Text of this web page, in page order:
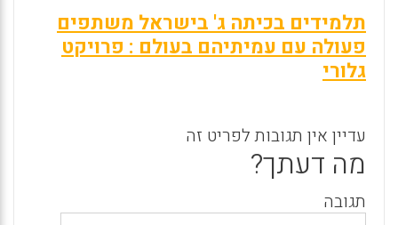
תלמידים בכיתה ג' בישראל משתפים
פעולה עם עמיתיהם בעולם : פרויקט
גלורי
עדיין אין תגובות לפריט זה
מה דעתך?
תגובה